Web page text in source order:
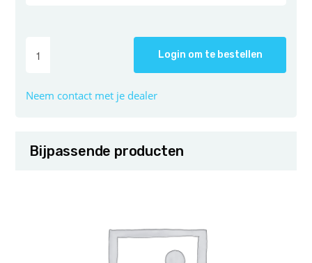
Login om te bestellen
Neem contact met je dealer
Bijpassende producten